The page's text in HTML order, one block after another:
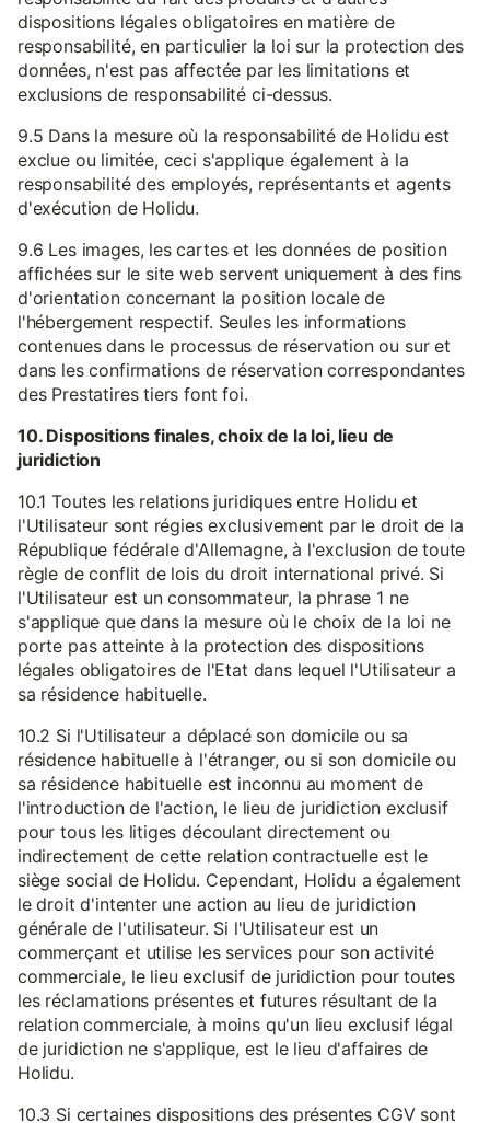
dispositions légales obligatoires en matière de
responsabilité, en particulier la loi sur la protection des
données, n'est pas affectée par les limitations et
exclusions de responsabilité ci-dessus.
9.5 Dans la mesure où la responsabilité de Holidu est
exclue ou limitée, ceci s'applique également à la
responsabilité des employés, représentants et agents
d'exécution de Holidu.
9.6 Les images, les cartes et les données de position
affichées sur le site web servent uniquement à des fins
d'orientation concernant la position locale de
l'hébergement respectif. Seules les informations
contenues dans le processus de réservation ou sur et
dans les confirmations de réservation correspondantes
des Prestatires tiers font foi.
10. Dispositions finales, choix de la loi, lieu de
juridiction
10.1 Toutes les relations juridiques entre Holidu et
l'Utilisateur sont régies exclusivement par le droit de la
République fédérale d'Allemagne, à l'exclusion de toute
règle de conflit de lois du droit international privé. Si
l'Utilisateur est un consommateur, la phrase 1 ne
s'applique que dans la mesure où le choix de la loi ne
porte pas atteinte à la protection des dispositions
légales obligatoires de l'Etat dans lequel l'Utilisateur a
sa résidence habituelle.
10.2 Si l'Utilisateur a déplacé son domicile ou sa
résidence habituelle à l'étranger, ou si son domicile ou
sa résidence habituelle est inconnu au moment de
l'introduction de l'action, le lieu de juridiction exclusif
pour tous les litiges découlant directement ou
indirectement de cette relation contractuelle est le
siège social de Holidu. Cependant, Holidu a également
le droit d'intenter une action au lieu de juridiction
générale de l'utilisateur. Si l'Utilisateur est un
commerçant et utilise les services pour son activité
commerciale, le lieu exclusif de juridiction pour toutes
les réclamations présentes et futures résultant de la
relation commerciale, à moins qu'un lieu exclusif légal
de juridiction ne s'applique, est le lieu d'affaires de
Holidu.
10.3 Si certaines dispositions des présentes CGV sont